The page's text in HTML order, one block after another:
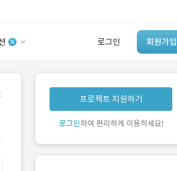
로그인 회원가입
유사사례 검색 AI
‘이런 거’ 만들어본
개발 회사 있어?
프로젝트 지원하기
로그인하여 편리하게 이용하세요!